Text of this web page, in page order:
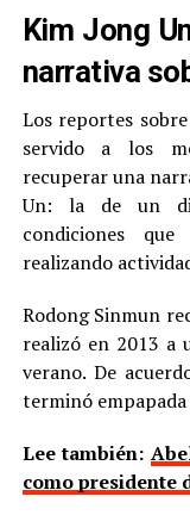
Kim Jong
narrativa
Los reportes
servido a los
recuperar una
Un: la de un
condiciones
realizando
Rodong Sinmun
realizó en 2013 a
verano. De
terminó
Lee también:
como presidente